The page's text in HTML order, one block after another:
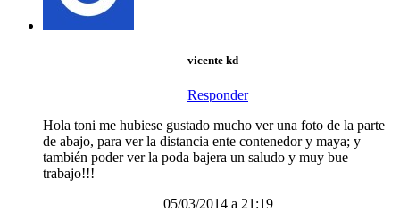
vicente kd
Responder
Hola toni me hubiese gustado mucho ver una foto de la parte
de abajo, para ver la distancia ente contenedor y maya; y
también poder ver la poda bajera un saludo y muy bue
trabajo!!!
05/03/2014 a 21:19